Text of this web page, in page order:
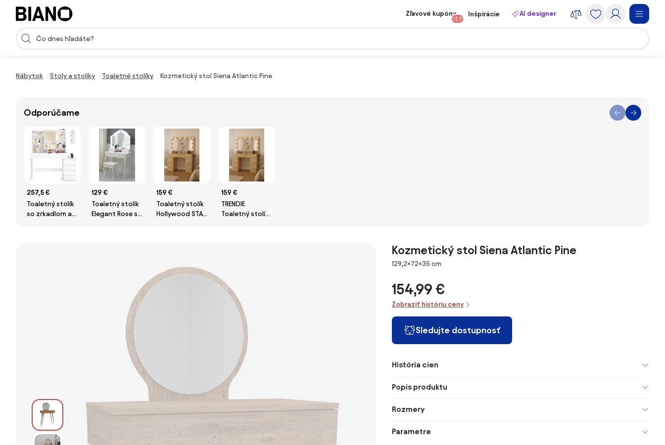
Preskočiť navigáciu, prejsť na obsah
Vstup pre vyhľadávanie
Zľavové kupóny
127
Inšpirácie AI designer
Nábytok Stoly a stolíky Toaletné stolíky Kozmetický stol Siena Atlantic Pine
Odporúčame
257,5 €
Toaletný stolík
so zrkadlom a
129 €
Toaletný stolík
Elegant Rose s
159 €
Toaletný stolík
Hollywood STAR
159 €
TRENDIE
Toaletný stolík
Kozmetický stol Siena Atlantic Pine
Rozmery
129,2×72×35 cm
154,99 €
Zobraziť históriu ceny
Sledujte dostupnosť
História cien
Popis produktu
Rozmery
Parametre